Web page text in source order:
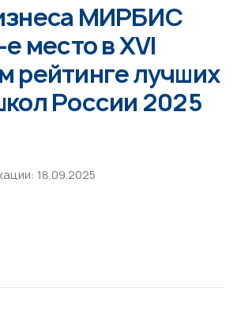
МИРБИС
место в XVI
рейтинге лучших
России 2025
18.09.2025